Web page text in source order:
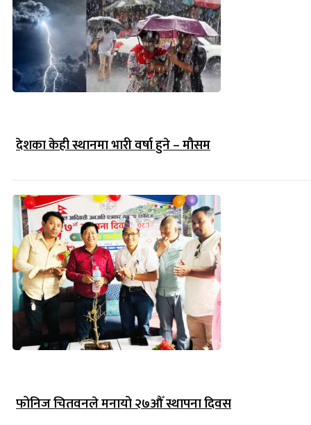
देशका केही स्थानमा भारी वर्षा हुने – मौसम
फोनिज चितवनले मनायो २७औँ स्थापना दिवस